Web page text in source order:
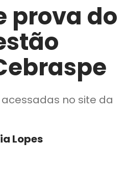
prova do
no site da
Lopes